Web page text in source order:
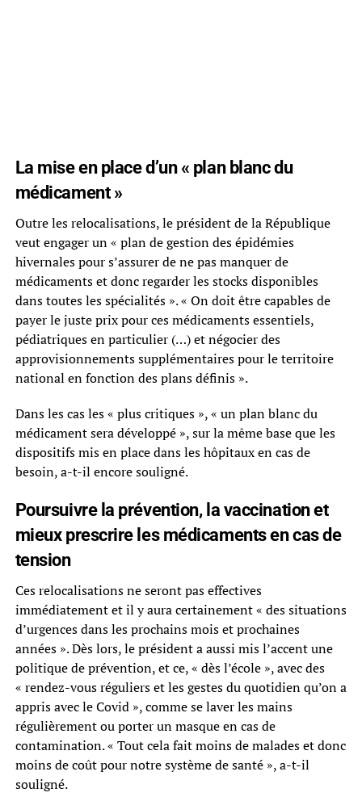
La mise en place d’un « plan blanc du
médicament »
Outre les relocalisations, le président de la République
veut engager un « plan de gestion des épidémies
hivernales pour s’assurer de ne pas manquer de
médicaments et donc regarder les stocks disponibles
dans toutes les spécialités ». « On doit être capables de
payer le juste prix pour ces médicaments essentiels,
pédiatriques en particulier (…) et négocier des
approvisionnements supplémentaires pour le territoire
national en fonction des plans définis ».
Dans les cas les « plus critiques », « un plan blanc du
médicament sera développé », sur la même base que les
dispositifs mis en place dans les hôpitaux en cas de
besoin, a-t-il encore souligné.
Poursuivre la prévention, la vaccination et
mieux prescrire les médicaments en cas de
tension
Ces relocalisations ne seront pas effectives
immédiatement et il y aura certainement « des situations
d’urgences dans les prochains mois et prochaines
années ». Dès lors, le président a aussi mis l’accent une
politique de prévention, et ce, « dès l’école », avec des
« rendez-vous réguliers et les gestes du quotidien qu’on a
appris avec le Covid », comme se laver les mains
régulièrement ou porter un masque en cas de
contamination. « Tout cela fait moins de malades et donc
moins de coût pour notre système de santé », a-t-il
souligné.